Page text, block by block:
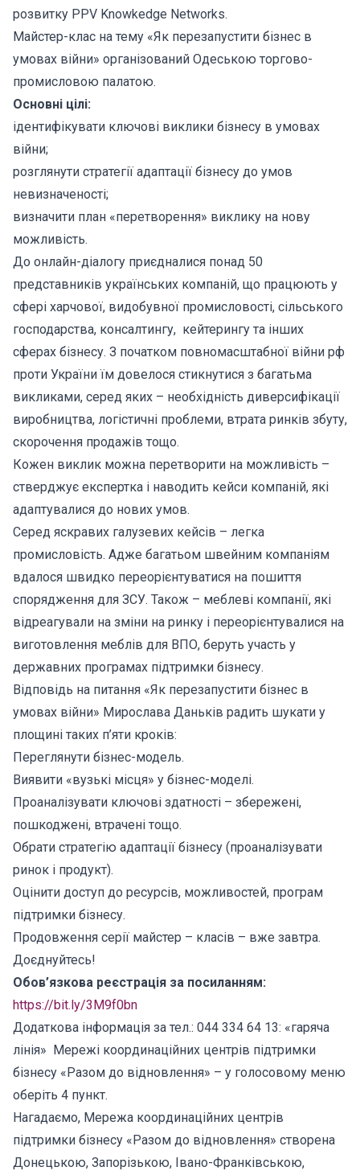
розвитку PPV Knowkedge Networks.
Майстер-клас на тему «Як перезапустити бізнес в
умовах війни» організований Одеською торгово-
промисловою палатою.
Основні цілі:
ідентифікувати ключові виклики бізнесу в умовах
війни;
розглянути стратегії адаптації бізнесу до умов
невизначеності;
визначити план «перетворення» виклику на нову
можливість.
До онлайн-діалогу приєдналися понад 50
представників українських компаній, що працюють у
сфері харчової, видобувної промисловості, сільського
господарства, консалтингу, кейтерингу та інших
сферах бізнесу. З початком повномасштабної війни рф
проти України їм довелося стикнутися з багатьма
викликами, серед яких – необхідність диверсифікації
виробництва, логістичні проблеми, втрата ринків збуту,
скорочення продажів тощо.
Кожен виклик можна перетворити на можливість –
стверджує експертка і наводить кейси компаній, які
адаптувалися до нових умов.
Серед яскравих галузевих кейсів – легка
промисловість. Адже багатьом швейним компаніям
вдалося швидко переорієнтуватися на пошиття
спорядження для ЗСУ. Також – меблеві компанії, які
відреагували на зміни на ринку і переорієнтувалися на
виготовлення меблів для ВПО, беруть участь у
державних програмах підтримки бізнесу.
Відповідь на питання «Як перезапустити бізнес в
умовах війни» Мирослава Даньків радить шукати у
площині таких п’яти кроків:
Переглянути бізнес-модель.
Виявити «вузькі місця» у бізнес-моделі.
Проаналізувати ключові здатності – збережені,
пошкоджені, втрачені тощо.
Обрати стратегію адаптації бізнесу (проаналізувати
ринок і продукт).
Оцінити доступ до ресурсів, можливостей, програм
підтримки бізнесу.
Продовження серії майстер – класів – вже завтра.
Доєднуйтесь!
Обов’язкова реєстрація за посиланням:
https://bit.ly/3M9f0bn
Додаткова інформація за тел.: 044 334 64 13: «гаряча
лінія» Мережі координаційних центрів підтримки
бізнесу «Разом до відновлення» – у голосовому меню
оберіть 4 пункт.
Нагадаємо, Мережа координаційних центрів
підтримки бізнесу «Разом до відновлення» створена
Донецькою, Запорізькою, Івано-Франківською,